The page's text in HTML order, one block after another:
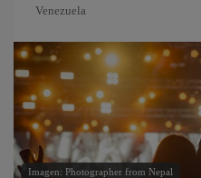
Venezuela
Imagen: Photographer from Nepal